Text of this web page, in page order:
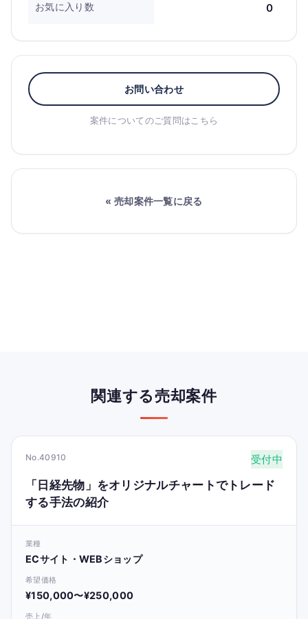
お気に入り数 0
お問い合わせ
案件についてのご質問はこちら
« 売却案件一覧に戻る
関連する売却案件
No.40910 受付中
「日経先物」をオリジナルチャートでトレード
する手法の紹介
業種
ECサイト・WEBショップ
希望価格
¥150,000〜¥250,000
売上/年